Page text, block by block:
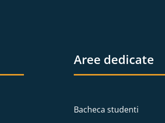
Aree dedicate
Bacheca studenti